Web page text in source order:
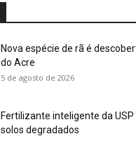
Um simples tapete de musgo
5 de agosto de 2026
5 de agosto de 2026